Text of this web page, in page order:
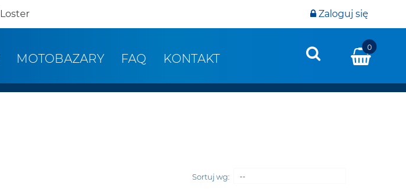
Loster Zaloguj się
0
MOTOBAZARY FAQ KONTAKT
Sortuj wg: --